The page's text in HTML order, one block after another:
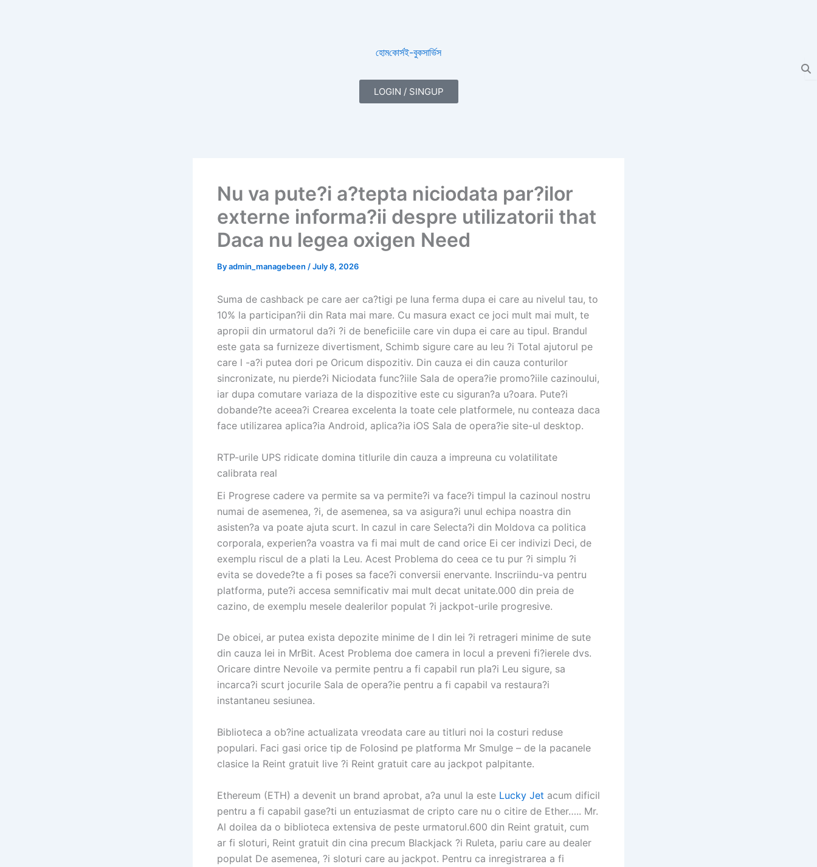
হোমকোর্সই-বুকসার্ভিস
LOGIN / SINGUP
Nu va pute?i a?tepta niciodata par?ilor
externe informa?ii despre utilizatorii that
Daca nu legea oxigen Need
Byadmin_managebeen /July 8, 2026
Suma de cashback pe care aer ca?tigi pe luna ferma dupa ei care au nivelul tau, to
10% la participan?ii din Rata mai mare. Cu masura exact ce joci mult mai mult, te
apropii din urmatorul da?i ?i de beneficiile care vin dupa ei care au tipul. Brandul
este gata sa furnizeze divertisment, Schimb sigure care au leu ?i Total ajutorul pe
care l -a?i putea dori pe Oricum dispozitiv. Din cauza ei din cauza conturilor
sincronizate, nu pierde?i Niciodata func?iile Sala de opera?ie promo?iile cazinoului,
iar dupa comutare variaza de la dispozitive este cu siguran?a u?oara. Pute?i
dobande?te aceea?i Crearea excelenta la toate cele platformele, nu conteaza daca
face utilizarea aplica?ia Android, aplica?ia iOS Sala de opera?ie site-ul desktop.
RTP-urile UPS ridicate domina titlurile din cauza a impreuna cu volatilitate
calibrata real
Ei Progrese cadere va permite sa va permite?i va face?i timpul la cazinoul nostru
numai de asemenea, ?i, de asemenea, sa va asigura?i unul echipa noastra din
asisten?a va poate ajuta scurt. In cazul in care Selecta?i din Moldova ca politica
corporala, experien?a voastra va fi mai mult de cand orice Ei cer indivizi Deci, de
exemplu riscul de a plati la Leu. Acest Problema do ceea ce tu pur ?i simplu ?i
evita se dovede?te a fi poses sa face?i conversii enervante. Inscriindu-va pentru
platforma, pute?i accesa semnificativ mai mult decat unitate.000 din preia de
cazino, de exemplu mesele dealerilor populat ?i jackpot-urile progresive.
De obicei, ar putea exista depozite minime de l din lei ?i retrageri minime de sute
din cauza lei in MrBit. Acest Problema doe camera in locul a preveni fi?ierele dvs.
Oricare dintre Nevoile va permite pentru a fi capabil run pla?i Leu sigure, sa
incarca?i scurt jocurile Sala de opera?ie pentru a fi capabil va restaura?i
instantaneu sesiunea.
Biblioteca a ob?ine actualizata vreodata care au titluri noi la costuri reduse
populari. Faci gasi orice tip de Folosind pe platforma Mr Smulge – de la pacanele
clasice la Reint gratuit live ?i Reint gratuit care au jackpot palpitante.
Ethereum (ETH) a devenit un brand aprobat, a?a unul la este Lucky Jet acum dificil
pentru a fi capabil gase?ti un entuziasmat de cripto care nu o citire de Ether….. Mr.
Al doilea da o biblioteca extensiva de peste urmatorul.600 din Reint gratuit, cum
ar fi sloturi, Reint gratuit din cina precum Blackjack ?i Ruleta, pariu care au dealer
populat De asemenea, ?i sloturi care au jackpot. Pentru ca inregistrarea a fi